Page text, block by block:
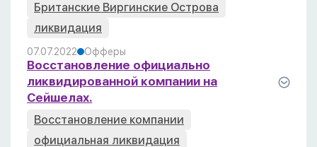
Британские Виргинские Острова
ликвидация
07.07.2022 Офферы
Восстановление официально
ликвидированной компании на
Сейшелах.
Восстановление компании
официальная ликвидация